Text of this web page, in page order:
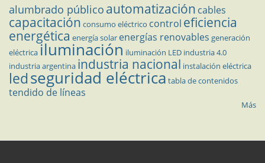
alumbrado público automatización cables
capacitación consumo eléctrico control eficiencia
energética energía solar energías renovables generación
eléctricailuminación iluminación LED industria 4.0
industria argentina industria nacional instalación eléctrica
ledseguridad eléctrica tabla de contenidos
tendido de líneas
Más